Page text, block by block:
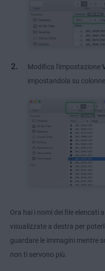
Modifica l'impostazione
impostandola su colonne.
Ora hai i nomi dei file elencati
visualizzate a destra per
guardare le immagini mentre
non ti servono più.